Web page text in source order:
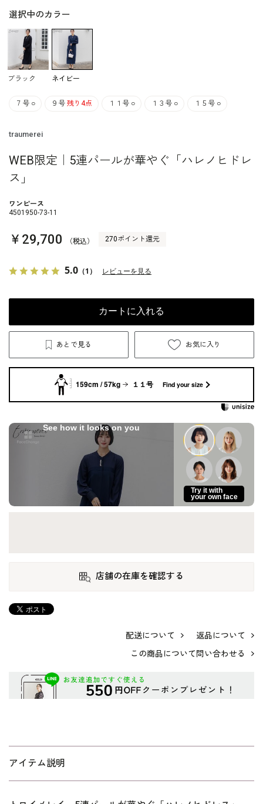
選択中のカラー
ブラック ネイビー
７号 ○ ９号 残り4点 １１号 ○ １３号 ○ １５号 ○
traumerei
WEB限定｜5連パールが華やぐ「ハレノヒドレ
ス」
ワンピース
4501950-73-11
￥29,700 （税込） 270ポイント還元
5.0 （1） レビューを見る
カートに入れる
あとで見る お気に入り
159cm / 57kg １１号 Find your size
See how it looks on you
Try it with
your own face
店舗の在庫を確認する
配送について
返品について
この商品について問い合わせる
アイテム説明